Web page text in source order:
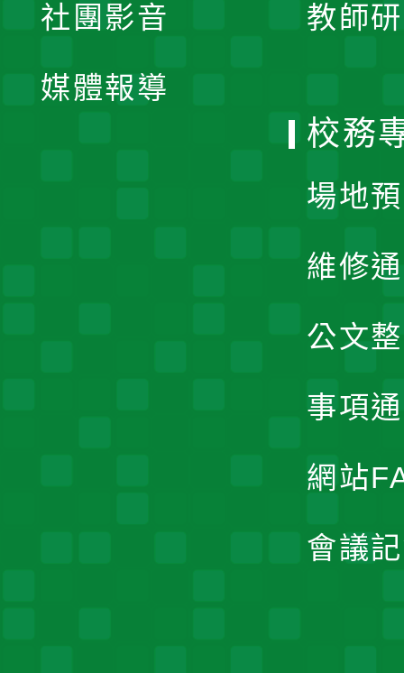
教師
社團影音
媒體報導
校務
場地
維修
公文
事項
網站
會議